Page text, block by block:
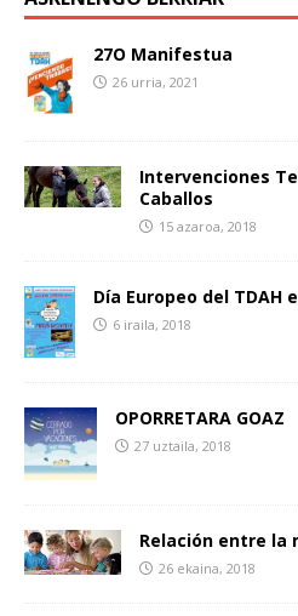
27O Manifestua
26 urria, 2021
Intervenciones
Caballos
15 azaroa, 2018
Día Europeo del TDAH
6 iraila, 2018
OPORRETARA GOAZ
27 uztaila, 2018
Relación entre la
26 ekaina, 2018